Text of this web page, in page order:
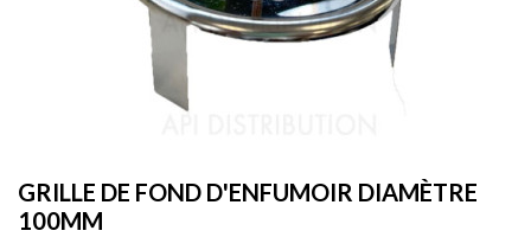
GRILLE DE FOND D'ENFUMOIR DIAMÈTRE
100MM